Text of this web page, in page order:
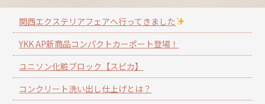
関西エクステリアフェアへ行ってきました
YKK AP新商品コンパクトカーポート登場！
ユニソン化粧ブロック【スピカ】
コンクリート洗い出し仕上げとは？